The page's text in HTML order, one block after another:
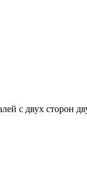
с двух сторон